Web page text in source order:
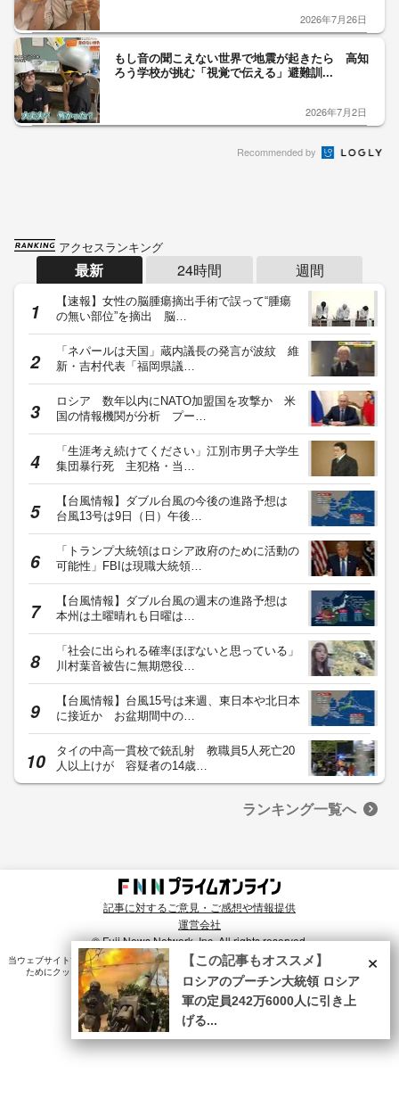
2026年7月26日
もし音の聞こえない世界で地震が起きたら 高知
ろう学校が挑む「視覚で伝える」避難訓...
2026年7月2日
Recommended by
アクセスランキング
最新 24時間 週間
【速報】女性の脳腫瘍摘出手術で誤って“腫瘍
の無い部位”を摘出 脳…
「ネパールは天国」蔵内議長の発言が波紋 維
新・吉村代表「福岡県議…
ロシア 数年以内にNATO加盟国を攻撃か 米
国の情報機関が分析 プー…
「生涯考え続けてください」江別市男子大学生
集団暴行死 主犯格・当…
【台風情報】ダブル台風の今後の進路予想は
台風13号は9日（日）午後…
「トランプ大統領はロシア政府のために活動の
可能性」FBIは現職大統領…
【台風情報】ダブル台風の週末の進路予想は
本州は土曜晴れも日曜は…
「社会に出られる確率ほぼないと思っている」
川村葉音被告に無期懲役…
【台風情報】台風15号は来週、東日本や北日本
に接近か お盆期間中の…
タイの中高一貫校で銃乱射 教職員5人死亡20
人以上けが 容疑者の14歳…
ランキング一覧へ
記事に対するご意見・ご感想や情報提供
運営会社
© Fuji News Network, Inc. All rights reserved.
当ウェブサイトでは、ユーザのニーズ・興味・関⼼に合致したコンテンツや広告配信を提供する
ためにクッキーを使⽤しています。詳細は、
プライバシーポリシー をご確認ください。×
【この記事もオススメ】
ロシアのプーチン大統領 ロシア
軍の定員242万6000人に引き上
げる...